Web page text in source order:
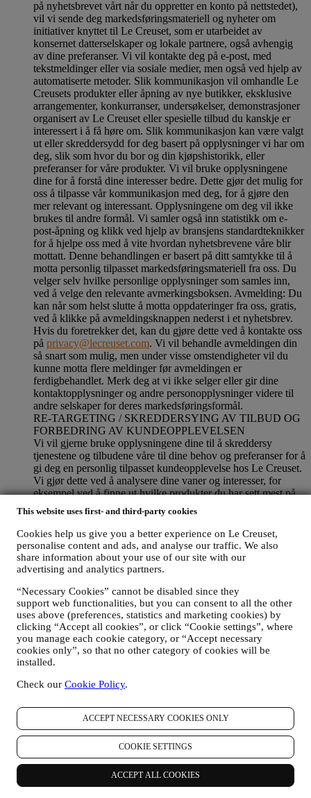
This website uses first- and third-party cookies
Cookies help us give you a better experience on Le Creuset,
personalise content and ads, and analyse our traffic. We also
share information about your use of our site with our
advertising and analytics partners.
“Necessary Cookies” cannot be disabled since they
support web functionalities, but you can consent to all the other
uses above (preferences, statistics and marketing cookies) by
clicking “Accept all cookies”, or click “Cookie settings”, where
you manage each cookie category, or “Accept necessary
cookies only”, so that no other category of cookies will be
installed.
Check our Cookie Policy.
ACCEPT NECESSARY COOKIES ONLY
COOKIE SETTINGS
ACCEPT ALL COOKIES
på nyhetsbrevet vårt når du oppretter en konto på nettstedet),
vil vi sende deg markedsføringsmateriell og nyheter om
initiativer knyttet til Le Creuset, som er utarbeidet av
konsernet datterselskaper og lokale partnere, også avhengig
av dine preferanser. Vi vil kontakte deg på e-post, med
tekstmeldinger eller via sosiale medier, men også ved hjelp av
automatiserte metoder. Slik kommunikasjon vil omhandle Le
Creusets produkter eller åpning av nye butikker, eksklusive
arrangementer, konkurranser, undersøkelser, demonstrasjoner
organisert av Le Creuset eller spesielle tilbud du kanskje er
interessert i å få høre om. Slik kommunikasjon kan være valgt
ut eller skreddersydd for deg basert på opplysninger vi har om
deg, slik som hvor du bor og din kjøpshistorikk, eller
preferanser for våre produkter. Vi vil bruke opplysningene
dine for å forstå dine interesser bedre. Dette gjør det mulig for
oss å tilpasse vår kommunikasjon med deg, for å gjøre den
mer relevant og interessant. Opplysningene om deg vil ikke
brukes til andre formål. Vi samler også inn statistikk om e-
post-åpning og klikk ved hjelp av bransjens standardteknikker
for å hjelpe oss med å vite hvordan nyhetsbrevene våre blir
mottatt. Denne behandlingen er basert på ditt samtykke til å
motta personlig tilpasset markedsføringsmateriell fra oss. Du
velger selv hvilke personlige opplysninger som samles inn,
ved å velge den relevante avmerkingsboksen. Avmelding: Du
kan når som helst slutte å motta oppdateringer fra oss, gratis,
ved å klikke på avmeldingsknappen nederst i et nyhetsbrev.
Hvis du foretrekker det, kan du gjøre dette ved å kontakte oss
på privacy@lecreuset.com. Vi vil behandle avmeldingen din
så snart som mulig, men under visse omstendigheter vil du
kunne motta flere meldinger før avmeldingen er
ferdigbehandlet. Merk deg at vi ikke selger eller gir dine
kontaktopplysninger og andre personopplysninger videre til
andre selskaper for deres markedsføringsformål.
RE-TARGETING / SKREDDERSYING AV TILBUD OG
FORBEDRING AV KUNDEOPPLEVELSEN
Vi vil gjerne bruke opplysningene dine til å skreddersy
tjenestene og tilbudene våre til dine behov og preferanser for å
gi deg en personlig tilpasset kundeopplevelse hos Le Creuset.
Vi gjør dette ved å analysere dine vaner og interesser, for
eksempel ved å finne ut hvilke produkter du har sett mest på,
din interaksjon med oss på sosiale medier, hvilke sider på
nettstedet vårt du besøker og hvilket innhold blant tilbudene
våre du leser. Vi gjør dette hovedsakelig gjennom
informasjonskapsler og tilsvarende teknologi. Vi vil bruke
disse opplysningene til å administrere vår annonsering på
andre nettsteder, gi tilgang til spesifikt innhold, skreddersy
har samtykket til å abonnere på nyhetsbrevet vårt, å sende deg
relevante meldinger som vi tror du kan være interessert i.
Opplysningene om deg vil ikke brukes til andre formål.
Bruken av informasjonskapsler er avhengig av samtykke fra
deg. Hvis du ønsker at disse opplysningene ikke skal brukes
til å gi deg interessebaserte annonser, innhold eller meldinger,
kan du begrense bruken av opplysningene om dine online-
handlinger ved å velge dine innstillinger for
informasjonskapsler (men husk at enkelte informasjonskapsler
er nødvendige for å kunne bruke nettstedet). Vennligst merk
deg at dette ikke fratar deg muligheten til å få tilsendt
annonser, tilbud eller meldinger. Du vil fortsatt motta
generiske annonser, tilbud eller meldinger. For mer
informasjon om hvordan vi bruker informasjonskapsler og
hvordan du kan slette dem, kan du lese våre retningslinjer for
informasjonskapslerher